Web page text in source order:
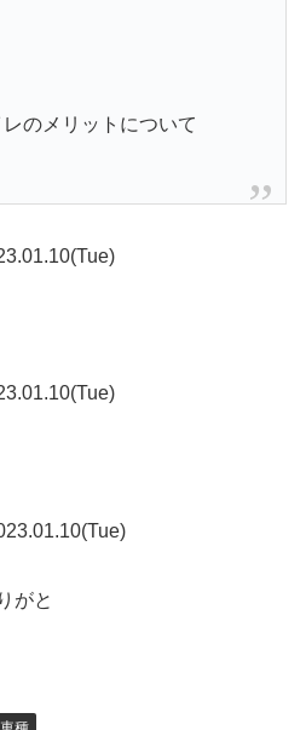
のメリットについて
がと